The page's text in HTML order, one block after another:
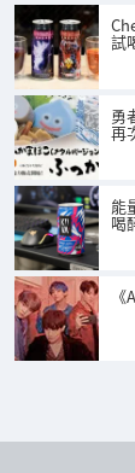
試
勇
再
能
喝